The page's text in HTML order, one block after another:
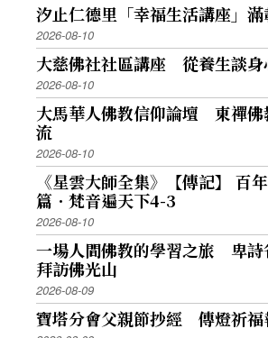
汐止仁德里「幸福生活講座」滿
2026-08-10
大慈佛社社區講座 從養生談身
2026-08-10
大馬華人佛教信仰論壇 東禪佛
流
2026-08-10
《星雲大師全集》【傳記】
篇．梵音遍天下4-3
2026-08-10
一場人間佛教的學習之旅 卑詩
拜訪佛光山
2026-08-09
寶塔分會父親節抄經 傳燈祈福